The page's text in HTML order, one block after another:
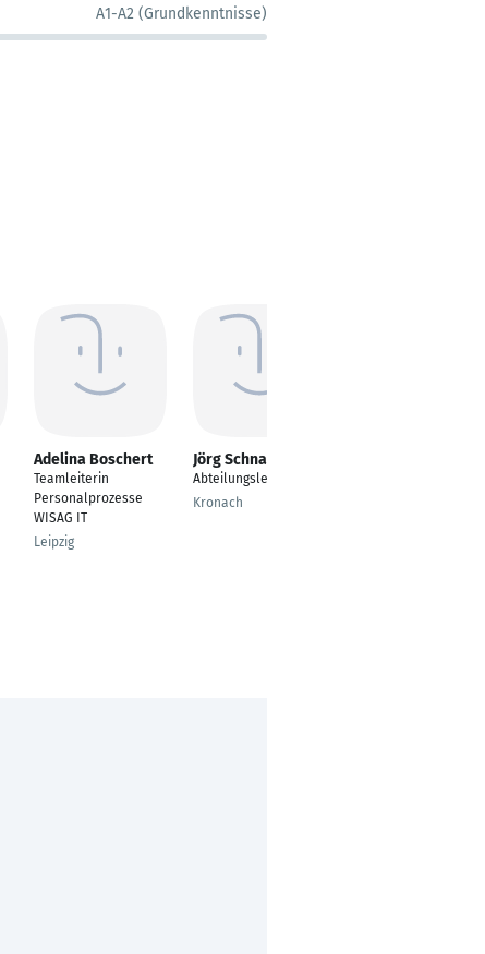
A1-A2 (Grundkenntnisse)
Adelina Boschert
Teamleiterin
Personalprozesse
WISAG IT
Leipzig
Jörg Schnappauf
Abteilungsleiter
Kronach